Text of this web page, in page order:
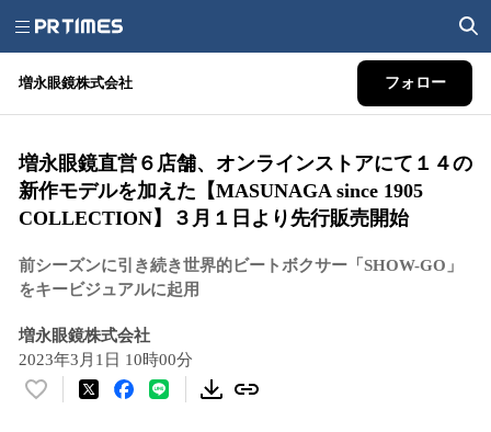
増永眼鏡株式会社 フォロー
増永眼鏡直営６店舗、オンラインストアにて１４の
新作モデルを加えた【MASUNAGA since 1905
COLLECTION】３月１日より先行販売開始
前シーズンに引き続き世界的ビートボクサー「SHOW-GO」
をキービジュアルに起用
増永眼鏡株式会社
2023年3月1日 10時00分
い